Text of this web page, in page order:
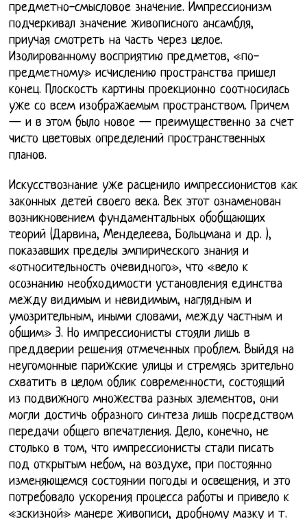
предметно-смысловое значение. Импрессионизм
подчеркивал значение живописного ансамбля,
приучая смотреть на часть через целое.
Изолированному восприятию предметов, «по-
предметному» исчислению пространства пришел
конец. Плоскость картины проекционно соотносилась
уже со всем изображаемым пространством. Причем
— и в этом было новое — преимущественно за счет
чисто цветовых определений пространственных
планов.
Искусствознание уже расценило импрессионистов как
законных детей своего века. Век этот ознаменован
возникновением фундаментальных обобщающих
теорий (Дарвина, Менделеева, Больцмана и др. ),
показавших пределы эмпирического знания и
«относительность очевидного», что «вело к
осознанию необходимости установления единства
между видимым и невидимым, наглядным и
умозрительным, иными словами, между частным и
общим» 3. Но импрессионисты стояли лишь в
преддверии решения отмеченных проблем. Выйдя на
неугомонные парижские улицы и стремясь зрительно
схватить в целом облик современности, состоящий
из подвижного множества разных элементов, они
могли достичь образного синтеза лишь посредством
передачи общего впечатления. Дело, конечно, не
столько в том, что импрессионисты стали писать
под открытым небом, на воздухе, при постоянно
изменяющемся состоянии погоды и освещения, и это
потребовало ускорения процесса работы и привело к
«эскизной» манере живописи, дробному мазку и т.